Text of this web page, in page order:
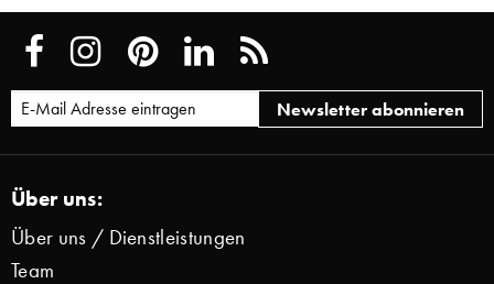
Über uns:
Über uns / Dienstleistungen
Team